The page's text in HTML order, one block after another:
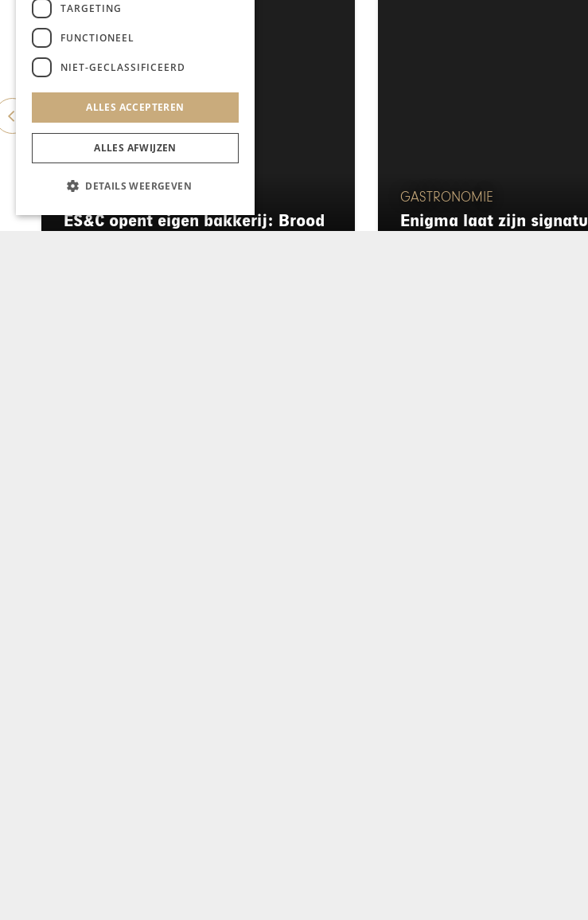
GASTRONOMIE
ES&C opent eigen bakkerij: Brood
GASTRONOMIE
Enigma laat zijn
TARGETING
FUNCTIONEEL
NIET-GECLASSIFICEERD
ALLES ACCEPTEREN
ALLES AFWIJZEN
DETAILS WEERGEVEN